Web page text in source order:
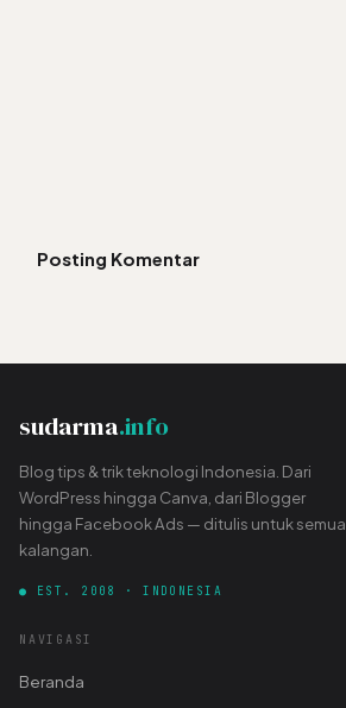
Posting Komentar
sudarma.info
Blog tips & trik teknologi Indonesia. Dari
WordPress hingga Canva, dari Blogger
hingga Facebook Ads — ditulis untuk semua
kalangan.
● EST. 2008 · INDONESIA
NAVIGASI
Beranda